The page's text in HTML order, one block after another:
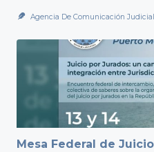
Agencia De Comunicación Judicial
Mesa Federal de